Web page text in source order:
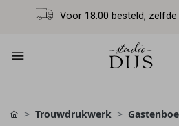
Voor 18:00 besteld,
Trouwdrukwerk